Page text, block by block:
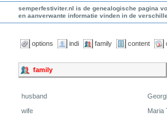
semperfestiviter.nl is de genealogische pagina
en aanverwante informatie vinden in de
options indi family content
family
husband
wife
Maria